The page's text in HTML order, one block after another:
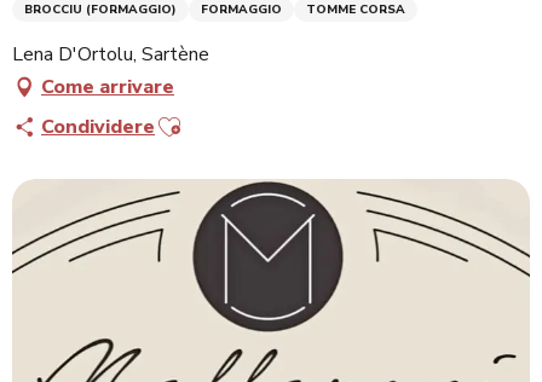
BROCCIU (FORMAGGIO)
FORMAGGIO TOMME CORSA
Lena D'Ortolu, Sartène
Come arrivare
CondividereAjouter aux favoris